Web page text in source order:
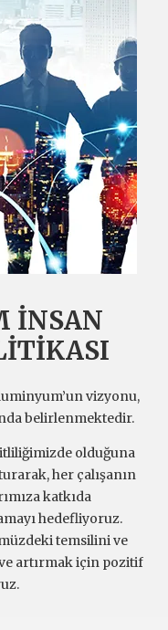
İNSAN
vizyonu,
belirlenmektedir.
olduğuna
her çalışanın
katkıda
hedefliyoruz.
temsilini ve
artırmak için pozitif